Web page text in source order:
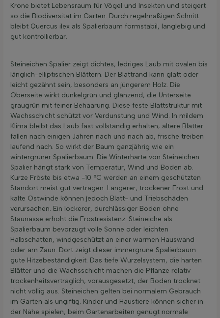
Krone bietet Lebensraum für Vögel und Insekten und steigert
so die Biodiversität im Garten. Durch regelmäßigen Schnitt
bleibt Quercus ilex als Spalierbaum formstabil, langlebig und
gut kontrollierbar.
Steineichen Spalier zeigt dichtes, ledriges Laub mit ovalen bis
länglich-elliptischen Blättern. Der Blattrand kann glatt oder
leicht gezähnt sein, besonders an jüngerem Holz. Die
Oberseite wirkt dunkelgrün und glänzend, die Unterseite
graugrün mit feiner Behaarung. Diese feste Blattstruktur mit
Wachsschicht schützt vor Verdunstung und Wind. In mildem
Klima bleibt das Laub fast vollständig erhalten, ältere Blätter
fallen nach einigen Jahren nach und nach ab, frische treiben
laufend nach. So wirkt der Baum ganzjährig wie ein
wintergrüner Spalierbaum. Die Winterhärte von Steineichen
Spalier hängt stark von Temperatur, Wind und Boden ab.
Kurze Fröste bis etwa -10 °C werden an einem geschützten
Standort meist gut vertragen. Längerer, trockener Frost und
kalte Ostwinde können jedoch Blatt- und Triebschäden
verursachen. Ein lockerer, durchlässiger Boden ohne
Staunässe erhöht die Frostresistenz. Steineiche als
Spalierbaum bevorzugt volle Sonne oder leichten
Halbschatten, windgeschützt an einer warmen Hauswand
oder am Zaun. Dort zeigt dieser immergrüne Spalierbaum
gute Hitzebeständigkeit. Das tiefe Wurzelsystem, die harten
Blätter und die Wachsschicht machen die Pflanze relativ
trockenheitsverträglich, vorausgesetzt, der Boden trocknet
nicht völlig aus. Steineichen gelten bei normalem Gebrauch
im Garten als ungiftig. Kinder und Haustiere können sicher in
der Nähe spielen, beim Gartenarbeiten genügt normale